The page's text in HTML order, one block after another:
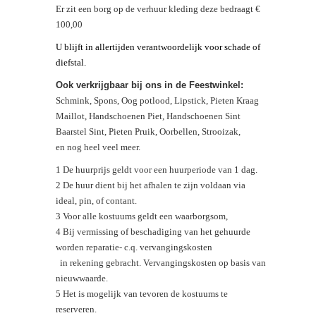
Er zit een borg op de verhuur kleding deze bedraagt €
100,00
U blijft in allertijden verantwoordelijk voor schade of
diefstal.
Ook verkrijgbaar bij ons in de Feestwinkel:
Schmink, Spons, Oog potlood, Lipstick, Pieten Kraag
Maillot, Handschoenen Piet, Handschoenen Sint
Baarstel Sint, Pieten Pruik, Oorbellen, Strooizak,
en nog heel veel meer.
1 De huurprijs geldt voor een huurperiode van 1 dag.
2 De huur dient bij het afhalen te zijn voldaan via
ideal, pin, of contant.
3 Voor alle kostuums geldt een waarborgsom,
4 Bij vermissing of beschadiging van het gehuurde
worden reparatie- c.q. vervangingskosten
in rekening gebracht. Vervangingskosten op basis van
nieuwwaarde.
5 Het is mogelijk van tevoren de kostuums te
reserveren.